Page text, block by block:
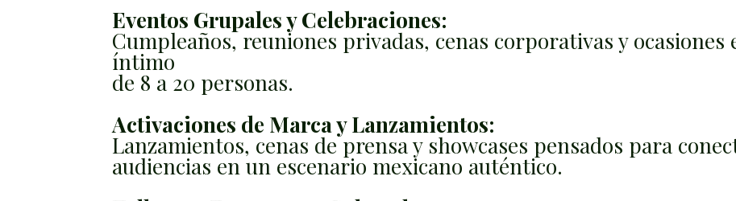
Eventos Grupales y Celebraciones:
Cumpleaños, reuniones privadas, cenas corporativas y
íntimo
de 8 a 20 personas.
Activaciones de Marca y Lanzamientos:
Lanzamientos, cenas de prensa y showcases pensados para
audiencias en un escenario mexicano auténtico.